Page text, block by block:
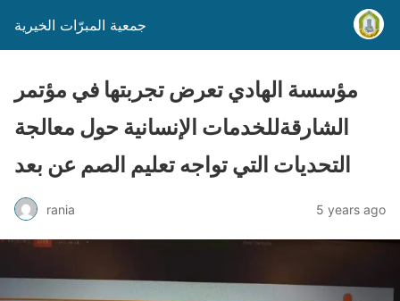
جمعية المبرّات الخيرية
مؤسسة الهادي تعرض تجربتها في مؤتمر
الشارقةللخدمات الإنسانية حول معالجة
التحديات التي تواجه تعليم الصم عن بعد
rania 5 years ago